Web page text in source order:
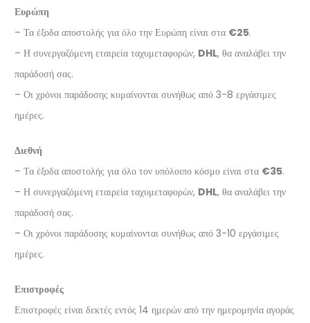
Ευρώπη
– Τα έξοδα αποστολής για όλο την Ευρώπη είναι στα €25.
– Η συνεργαζόμενη εταιρεία ταχυμεταφορών, DHL, θα αναλάβει την
παράδοσή σας.
– Οι χρόνοι παράδοσης κυμαίνονται συνήθως από 3-8 εργάσιμες
ημέρες.
Διεθνή
– Τα έξοδα αποστολής για όλο τον υπόλοιπο κόσμο είναι στα €35.
– Η συνεργαζόμενη εταιρεία ταχυμεταφορών, DHL, θα αναλάβει την
παράδοσή σας.
– Οι χρόνοι παράδοσης κυμαίνονται συνήθως από 3-10 εργάσιμες
ημέρες.
Επιστροφές
Επιστροφές είναι δεκτές εντός 14 ημερών από την ημερομηνία αγοράς